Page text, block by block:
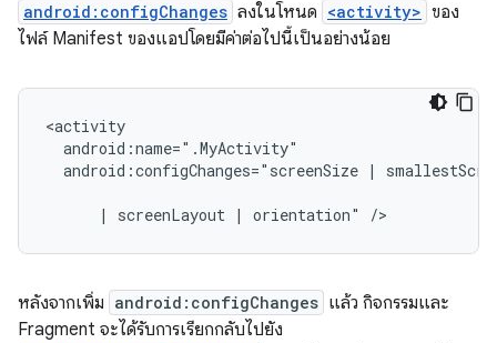
android:configChanges ลงในโหนด <activity> ของ
ไฟล์ Manifest ของแอปโดยมีค่าต่อไปนี้เป็นอย่างน้อย
android:configChanges="screenSize |
| screenLayout | orientation"
หลังจากเพิ่ม android:configChanges แล้ว กิจกรรมและ
Fragment จะได้รับการเรียกกลับไปยัง